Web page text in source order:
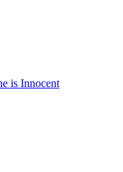
is Innocent